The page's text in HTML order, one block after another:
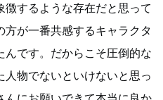
するような存在だと思って
が一番共感するキャラクタ
です。だからこそ圧倒的な
人物でないといけないと思っ